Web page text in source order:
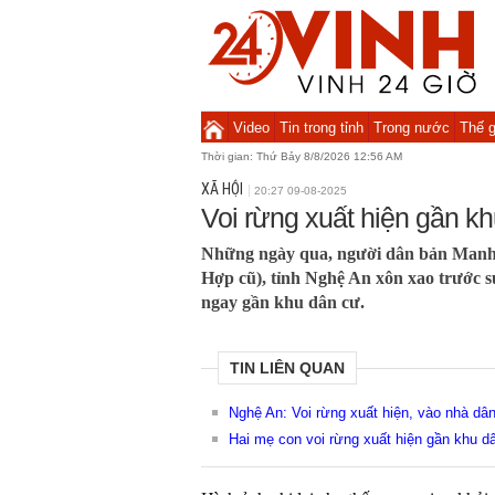
Video Tin trong tỉnh Trong nước Thế
Thời gian: Thứ Bảy 8/8/2026 12:56 AM
XÃ HỘI 20:27 09-08-2025
Voi rừng xuất hiện gần
Những ngày qua, người dân bản
Hợp cũ), tỉnh Nghệ An xôn xao trước
ngay gần khu dân cư.
TIN LIÊN QUAN
Nghệ An: Voi rừng xuất hiện, vào nhà
Hai mẹ con voi rừng xuất hiện gần khu